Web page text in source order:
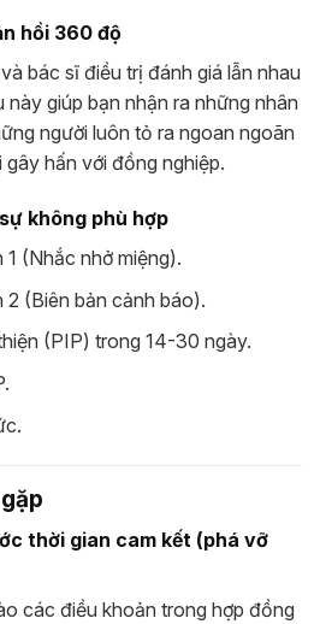
hồi 360 độ
bác sĩ điều trị đánh giá lẫn nhau
giúp bạn nhận ra những nhân
người luôn tỏ ra ngoan ngoãn
hấn với đồng nghiệp.
không phù hợp
1 (Nhắc nhở miệng).
2 (Biên bản cảnh báo).
(PIP) trong 14-30 ngày.
thời gian cam kết (phá vỡ
các điều khoản trong hợp đồng